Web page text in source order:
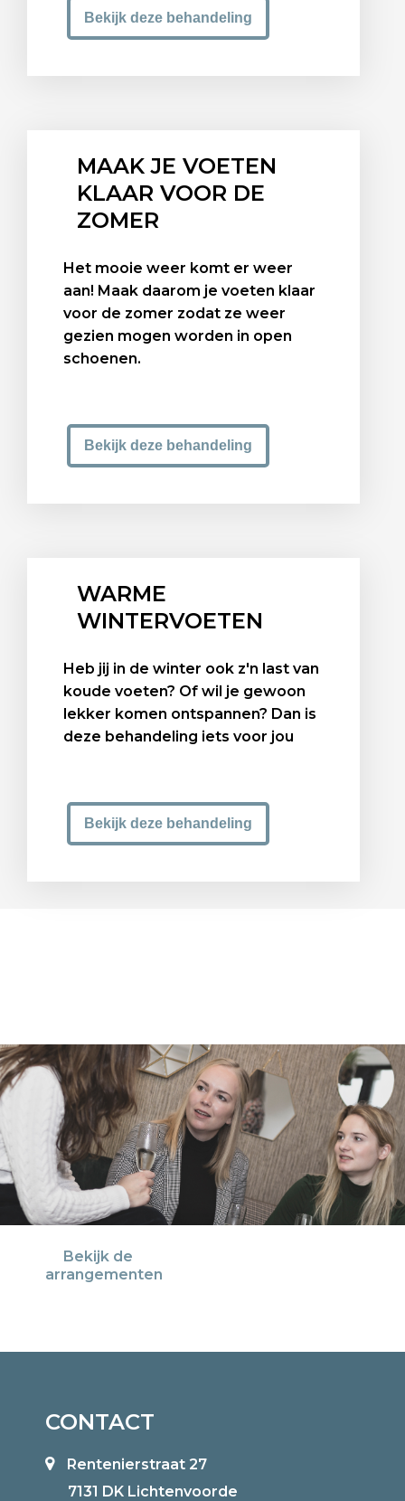
Bekijk deze behandeling
MAAK JE VOETEN
KLAAR VOOR DE
ZOMER
Het mooie weer komt er weer
aan! Maak daarom je voeten klaar
voor de zomer zodat ze weer
gezien mogen worden in open
schoenen.
Bekijk deze behandeling
WARME
WINTERVOETEN
Heb jij in de winter ook z'n last van
koude voeten? Of wil je gewoon
lekker komen ontspannen? Dan is
deze behandeling iets voor jou
Bekijk deze behandeling
Bekijk de
arrangementen
CONTACT
Rentenierstraat 27
7131 DK Lichtenvoorde